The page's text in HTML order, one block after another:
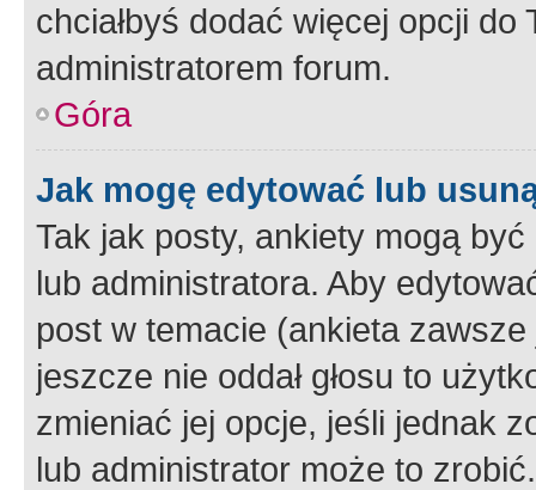
chciałbyś dodać więcej opcji
administratorem forum.
Góra
Jak mogę edytować lub
Tak jak posty, ankiety mogą
lub administratora. Aby
post w temacie (ankieta
jeszcze nie oddał głosu to
zmieniać jej opcje, jeśli jednak
lub administrator może to